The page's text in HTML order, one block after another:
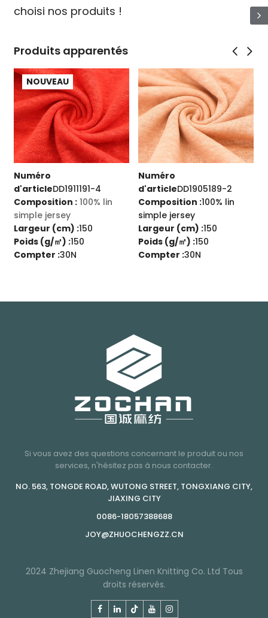
choisi nos produits !
Produits apparentés
NOUVEAU
Numéro
d'articleDD1911191-4
Composition : 100% lin
simple jersey
Largeur (cm) :150
Poids (g/㎡) :150
Compter :30N
Numéro
d'articleDD1905189-2
Composition :100% lin
simple jersey
Largeur (cm) :150
Poids (g/㎡) :150
Compter :30N
Si vous avez des questions concernant le produit ou nos
services, n'hésitez pas à nous contacter.
NO. 563, TONGDE ROAD, WUTONG STREET, TONGXIANG CITY,
JIAXING CITY
0086-18057388688
JOY@ZHUOCHENGZZ.CN
2024 Zhejiang Guocheng Linen Knitting Co. Ltd Tous
droits réservés.
